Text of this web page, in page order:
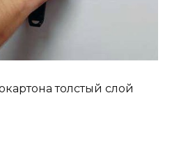
толстый слой